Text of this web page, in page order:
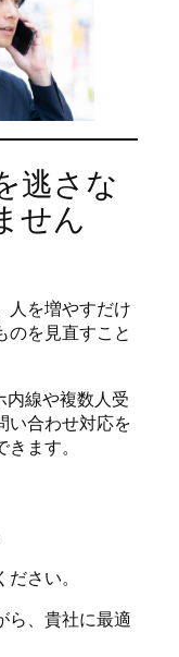
逃さな
せん
人を増やすだけ
のを見直すこと
内線や複数人受
い合わせ対応を
ます。
さい。
ら、貴社に最適